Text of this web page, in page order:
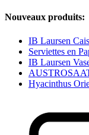
Nouveaux produits:
IB Laursen
Serviettes en
IB Laursen
Hyacinthus